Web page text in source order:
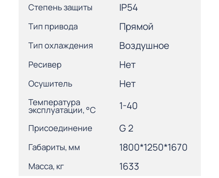
Степень защиты IP54
Тип привода Прямой
Тип охлаждения Воздушное
Ресивер Нет
Осушитель Нет
Температура
эксплуатации, °С 1-40
Присоединение G 2
Габариты, мм 1800*1250*1670
Масса, кг 1633